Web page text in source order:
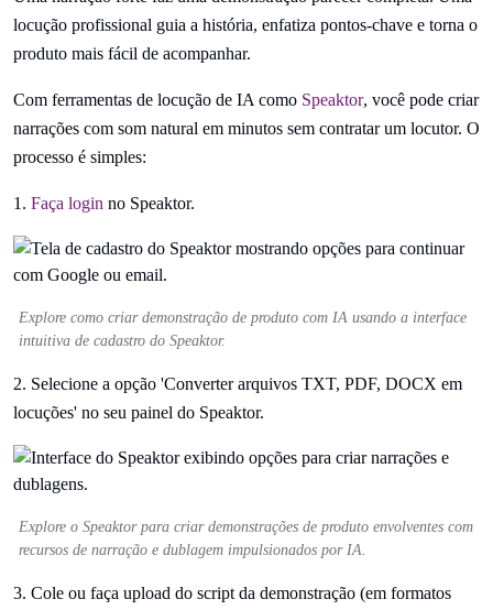
locução profissional guia a história, enfatiza pontos-chave e torna o
produto mais fácil de acompanhar.
Com ferramentas de locução de IA como Speaktor, você pode criar
narrações com som natural em minutos sem contratar um locutor. O
processo é simples:
1. Faça login no Speaktor.
Explore como criar demonstração de produto com IA usando a interface
intuitiva de cadastro do Speaktor.
2. Selecione a opção 'Converter arquivos TXT, PDF, DOCX em
locuções' no seu painel do Speaktor.
Explore o Speaktor para criar demonstrações de produto envolventes com
recursos de narração e dublagem impulsionados por IA.
3. Cole ou faça upload do script da demonstração (em formatos